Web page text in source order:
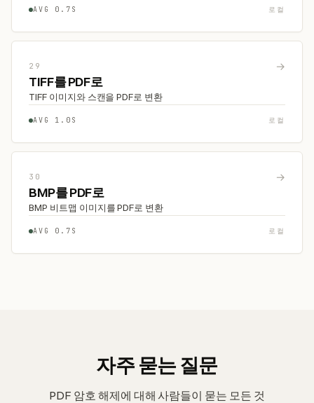
AVG 0.7S 로컬
29 →
TIFF를 PDF로
TIFF 이미지와 스캔을 PDF로 변환
AVG 1.0S 로컬
30 →
BMP를 PDF로
BMP 비트맵 이미지를 PDF로 변환
AVG 0.7S 로컬
자주 묻는 질문
PDF 암호 해제에 대해 사람들이 묻는 모든 것